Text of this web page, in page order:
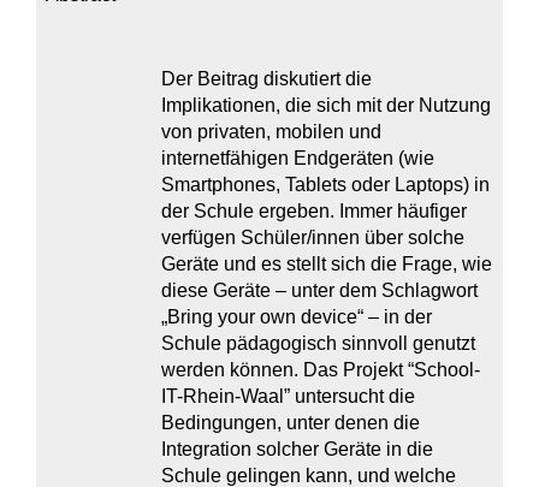
Der Beitrag diskutiert die
Implikationen, die sich mit der Nutzung
von privaten, mobilen und
internetfähigen Endgeräten (wie
Smartphones, Tablets oder Laptops) in
der Schule ergeben. Immer häufiger
verfügen Schüler/innen über solche
Geräte und es stellt sich die Frage, wie
diese Geräte – unter dem Schlagwort
„Bring your own device“ – in der
Schule pädagogisch sinnvoll genutzt
werden können. Das Projekt “School-
IT-Rhein-Waal” untersucht die
Bedingungen, unter denen die
Integration solcher Geräte in die
Schule gelingen kann, und welche